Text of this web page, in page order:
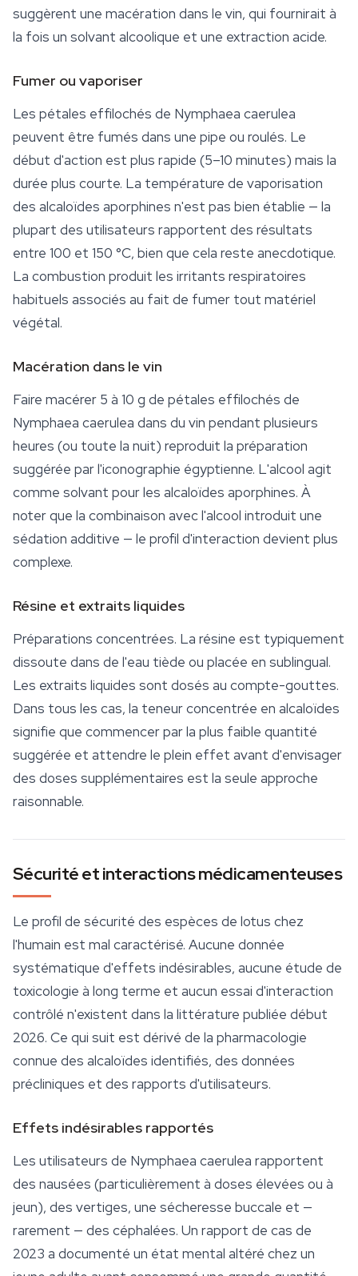
suggèrent une macération dans le vin, qui fournirait à
la fois un solvant alcoolique et une extraction acide.
Fumer ou vaporiser
Les pétales effilochés de Nymphaea caerulea
peuvent être fumés dans une pipe ou roulés. Le
début d'action est plus rapide (5–10 minutes) mais la
durée plus courte. La température de vaporisation
des alcaloïdes aporphines n'est pas bien établie — la
plupart des utilisateurs rapportent des résultats
entre 100 et 150 °C, bien que cela reste anecdotique.
La combustion produit les irritants respiratoires
habituels associés au fait de fumer tout matériel
végétal.
Macération dans le vin
Faire macérer 5 à 10 g de pétales effilochés de
Nymphaea caerulea dans du vin pendant plusieurs
heures (ou toute la nuit) reproduit la préparation
suggérée par l'iconographie égyptienne. L'alcool agit
comme solvant pour les alcaloïdes aporphines. À
noter que la combinaison avec l'alcool introduit une
sédation additive — le profil d'interaction devient plus
complexe.
Résine et extraits liquides
Préparations concentrées. La résine est typiquement
dissoute dans de l'eau tiède ou placée en sublingual.
Les extraits liquides sont dosés au compte-gouttes.
Dans tous les cas, la teneur concentrée en alcaloïdes
signifie que commencer par la plus faible quantité
suggérée et attendre le plein effet avant d'envisager
des doses supplémentaires est la seule approche
raisonnable.
Sécurité et interactions médicamenteuses
Le profil de sécurité des espèces de lotus chez
l'humain est mal caractérisé. Aucune donnée
systématique d'effets indésirables, aucune étude de
toxicologie à long terme et aucun essai d'interaction
contrôlé n'existent dans la littérature publiée début
2026. Ce qui suit est dérivé de la pharmacologie
connue des alcaloïdes identifiés, des données
précliniques et des rapports d'utilisateurs.
Effets indésirables rapportés
Les utilisateurs de Nymphaea caerulea rapportent
des nausées (particulièrement à doses élevées ou à
jeun), des vertiges, une sécheresse buccale et —
rarement — des céphalées. Un rapport de cas de
2023 a documenté un état mental altéré chez un